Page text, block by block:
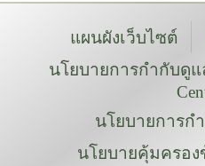
แผนผังเว็บไซต์
นโยบายการกำกับดูแ
นโยบายการก
นโยบายคุ้มครอ